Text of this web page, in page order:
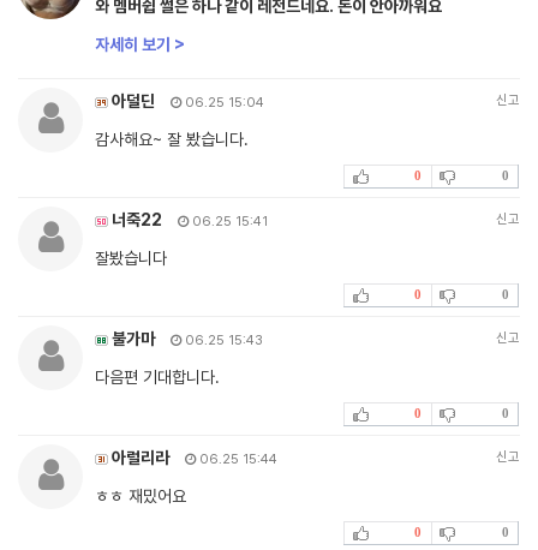
와 멤버쉽 썰은 하나 같이 레전드네요. 돈이 안아까워요
자세히 보기 >
아덜딘 06.25 15:04 신고
감사해요~ 잘 봤습니다.
0 0
너죽22 06.25 15:41 신고
잘봤습니다
0 0
불가마 06.25 15:43 신고
다음편 기대합니다.
0 0
아럴리라 06.25 15:44 신고
ㅎㅎ 재밌어요
0 0